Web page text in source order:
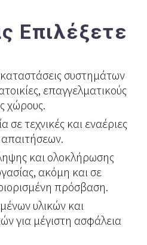
Επιλέξετε
συστημάτων
επαγγελματικούς
χώρους.
σε τεχνικές και εναέριες
και ολοκλήρωσης
ακόμη και σε
πρόσβαση.
υλικών και
για μέγιστη ασφάλεια